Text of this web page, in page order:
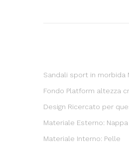
Sandali sport in morbida
Fondo Platform altezza
Design Ricercato per
Materiale Esterno: Nappa
Materiale Interno: Pelle